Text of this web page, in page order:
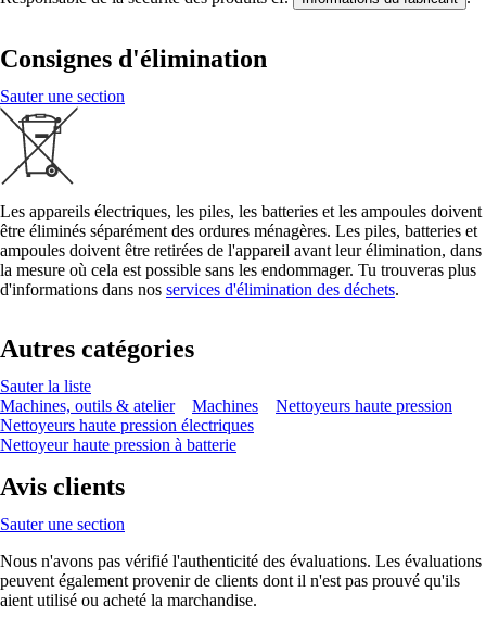
Consignes d'élimination
Sauter une section
Les appareils électriques, les piles, les batteries et les ampoules doivent
être éliminés séparément des ordures ménagères. Les piles, batteries et
ampoules doivent être retirées de l'appareil avant leur élimination, dans
la mesure où cela est possible sans les endommager. Tu trouveras plus
d'informations dans nos services d'élimination des déchets.
Autres catégories
Sauter la liste
Machines, outils & atelier
Machines
Nettoyeurs haute pression
Nettoyeurs haute pression électriques
Nettoyeur haute pression à batterie
Avis clients
Sauter une section
Nous n'avons pas vérifié l'authenticité des évaluations. Les évaluations
peuvent également provenir de clients dont il n'est pas prouvé qu'ils
aient utilisé ou acheté la marchandise.